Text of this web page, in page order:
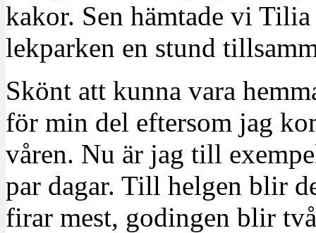
kakor. Sen hämtade vi
lekparken en stund
Skönt att kunna vara
för min del eftersom jag
våren. Nu är jag till
par dagar. Till helgen blir
firar mest, godingen blir